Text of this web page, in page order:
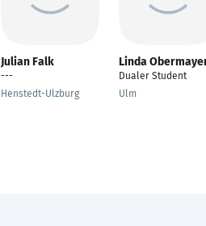
Julian Falk
---
Henstedt-Ulzburg
Linda
Dualer Student
Ulm